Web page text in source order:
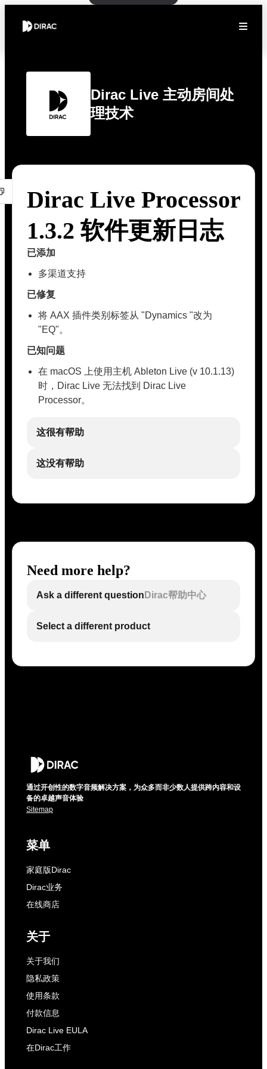
Dirac Live 主动房间处
理技术
Dirac Live Processor
1.3.2 软件更新日志
已添加
多渠道支持
已修复
将 AAX 插件类别标签从 "Dynamics "改为
"EQ"。
已知问题
在 macOS 上使用主机 Ableton Live (v 10.1.13)
时，Dirac Live 无法找到 Dirac Live
Processor。
这很有帮助
这没有帮助
Need more help?
Ask a different question Dirac帮助中心
Select a different product
通过开创性的数字音频解决方案，为众多而非少数人提供跨内容和设
备的卓越声音体验
Sitemap
菜单
家庭版Dirac
Dirac业务
在线商店
关于
关于我们
隐私政策
使用条款
付款信息
Dirac Live EULA
在Dirac工作